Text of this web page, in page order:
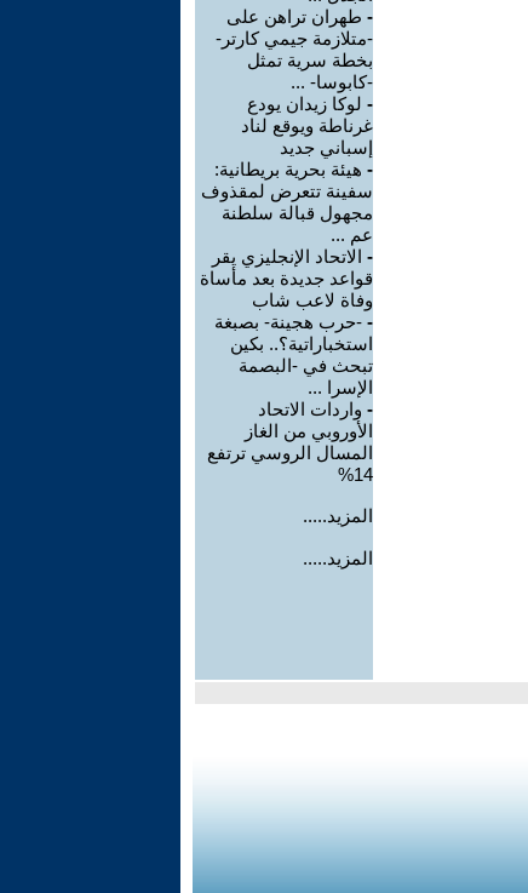
- طهران تراهن على
-متلازمة جيمي كارتر-
بخطة سرية تمثل
-كابوسا- ...
- لوكا زيدان يودع
غرناطة ويوقع لناد
إسباني جديد
- هيئة بحرية بريطانية:
سفينة تتعرض لمقذوف
مجهول قبالة سلطنة
عم ...
- الاتحاد الإنجليزي يقر
قواعد جديدة بعد مأساة
وفاة لاعب شاب
- -حرب هجينة- بصبغة
استخباراتية؟.. بكين
تبحث في -البصمة
الإسرا ...
- واردات الاتحاد
الأوروبي من الغاز
المسال الروسي ترتفع
14%
المزيد.....
المزيد.....